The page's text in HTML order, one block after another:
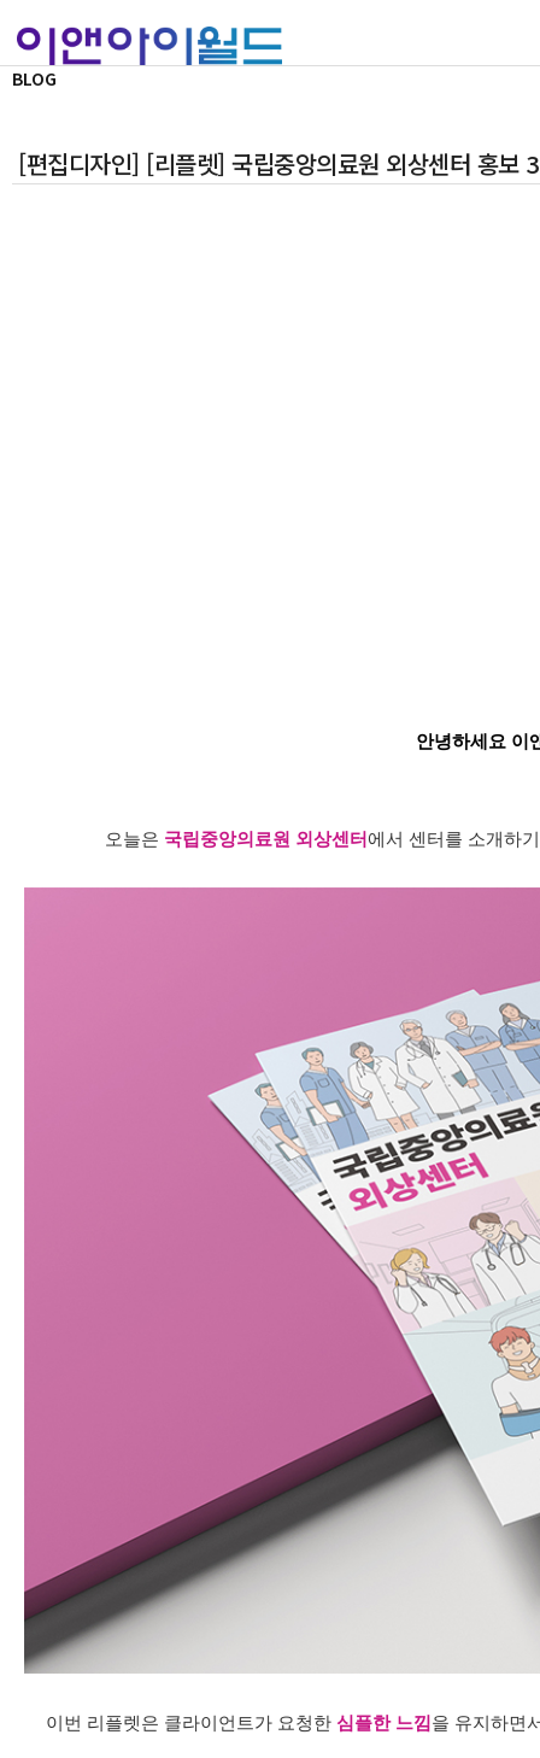
BLOG
[편집디자인] [리플렛] 국립중앙의료원 외상센터 홍보
안녕하세요 이
오늘은 국립중앙의료원 외상센터에서 센터를 소개하
이번 리플렛은 클라이언트가 요청한 심플한 느낌을 유지하면